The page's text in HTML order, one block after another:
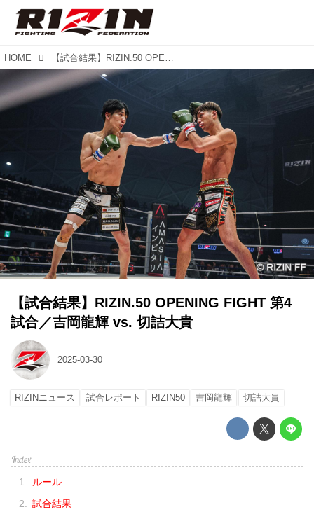
HOME 【試合結果】RIZIN.50 OPENING FIGHT 第4試合／吉岡龍輝 vs. 切詰大貴
【試合結果】RIZIN.50 OPENING FIGHT 第4
試合／吉岡龍輝 vs. 切詰大貴
2025-03-30
RIZINニュース 試合レポート RIZIN50 吉岡龍輝 切詰大貴
ルール
試合結果